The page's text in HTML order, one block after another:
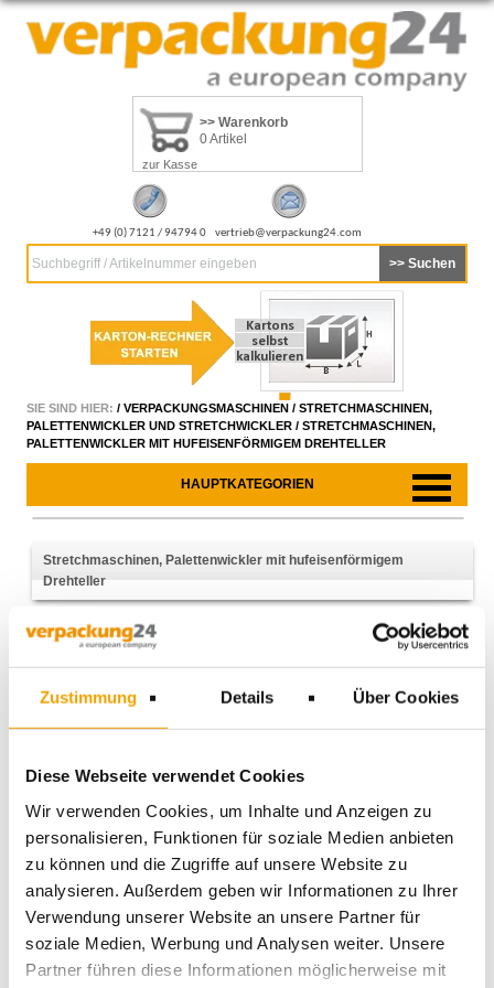
Zustimmung Details Über Cookies
Diese Webseite verwendet Cookies
Wir verwenden Cookies, um Inhalte und Anzeigen zu
personalisieren, Funktionen für soziale Medien anbieten
zu können und die Zugriffe auf unsere Website zu
analysieren. Außerdem geben wir Informationen zu Ihrer
Verwendung unserer Website an unsere Partner für
soziale Medien, Werbung und Analysen weiter. Unsere
Partner führen diese Informationen möglicherweise mit
>> Warenkorb
0 Artikel
zur Kasse
+49 (0) 7121 / 94794 0 vertrieb@verpackung24.com
Suchbegriff / Artikelnummer eingeben
SIE SIND HIER: / VERPACKUNGSMASCHINEN / STRETCHMASCHINEN,
PALETTENWICKLER UND STRETCHWICKLER / STRETCHMASCHINEN,
PALETTENWICKLER MIT HUFEISENFÖRMIGEM DREHTELLER
HAUPTKATEGORIEN
Stretchmaschinen, Palettenwickler mit hufeisenförmigem
Drehteller
SORTIERUNG Preis
ARTIKEL PRO SEITE
Artikel Einheit
Preis in EUR bei Abnahme von Bestellung
Artikel-Nr.:
1
6.700,00 €
BESTELLEN
Stretchwickler KVK 1A bis
1500kg und 2,4m Höhe
Stück